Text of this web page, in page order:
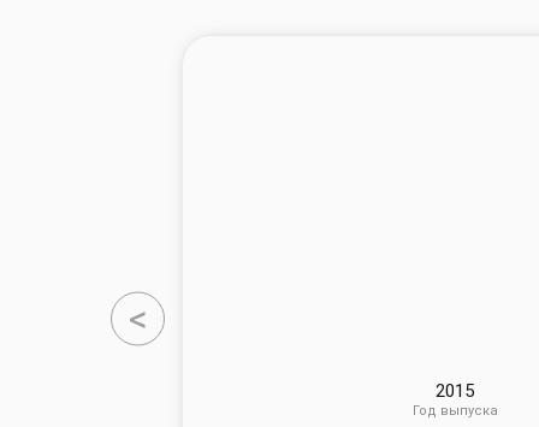
2015
Год выпуска
<